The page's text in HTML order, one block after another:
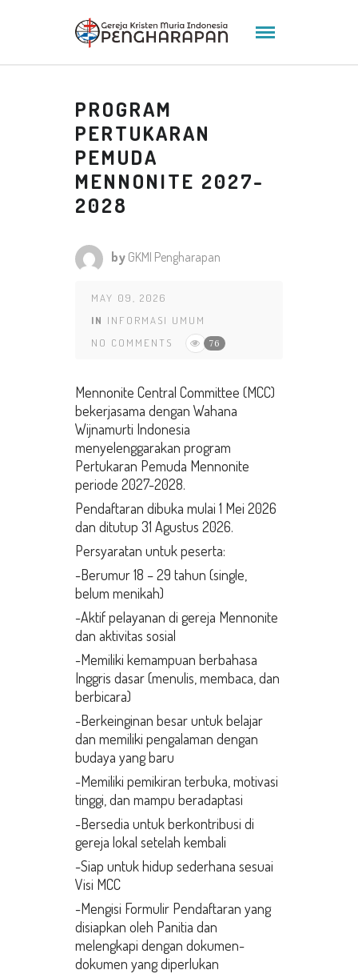
PROGRAM
PERTUKARAN
PEMUDA
MENNONITE 2027-
2028
by GKMI Pengharapan
MAY 09, 2026
IN INFORMASI UMUM
NO COMMENTS
76
Mennonite Central Committee (MCC)
bekerjasama dengan Wahana
Wijnamurti Indonesia
menyelenggarakan program
Pertukaran Pemuda Mennonite
periode 2027-2028.
Pendaftaran dibuka mulai 1 Mei 2026
dan ditutup 31 Agustus 2026.
Persyaratan untuk peserta:
-Berumur 18 – 29 tahun (single,
belum menikah)
-Aktif pelayanan di gereja Mennonite
dan aktivitas sosial
-Memiliki kemampuan berbahasa
Inggris dasar (menulis, membaca, dan
berbicara)
-Berkeinginan besar untuk belajar
dan memiliki pengalaman dengan
budaya yang baru
-Memiliki pemikiran terbuka, motivasi
tinggi, dan mampu beradaptasi
-Bersedia untuk berkontribusi di
gereja lokal setelah kembali
-Siap untuk hidup sederhana sesuai
Visi MCC
-Mengisi Formulir Pendaftaran yang
disiapkan oleh Panitia dan
melengkapi dengan dokumen-
dokumen yang diperlukan